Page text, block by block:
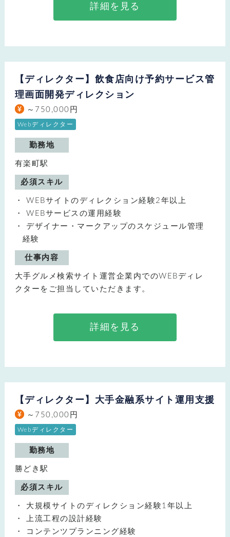
詳細を見る
【ディレクター】飲食店向け予約サービス管
理画面開発ディレクション
～750,000円
Webディレクター
勤務地
有楽町駅
必須スキル
WEBサイトのディレクション経験2年以上
WEBサービスの運用経験
デザイナー・マークアップのスケジュール管理
経験
仕事内容
大手グルメ検索サイト運営企業内でのWEBディレ
クターをご担当していただきます。
詳細を見る
【ディレクター】大手金融系サイト運用支援
～750,000円
Webディレクター
勤務地
勝どき駅
必須スキル
大規模サイトのディレクション経験1年以上
上流工程の設計経験
コンテンツプランニング経験